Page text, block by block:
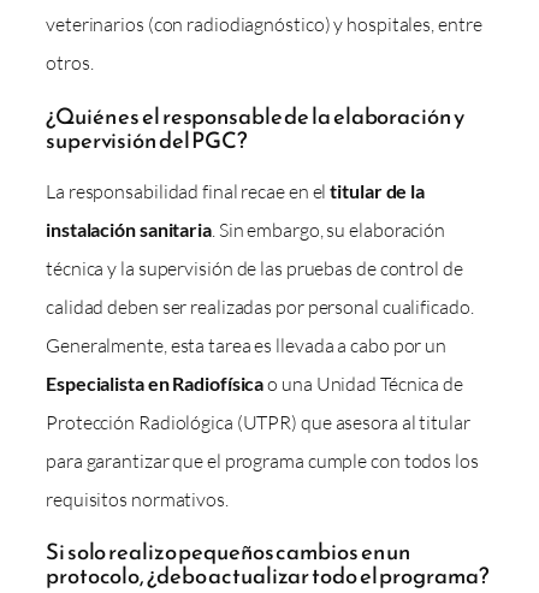
veterinarios (con radiodiagnóstico) y hospitales, entre
otros.
¿Quién es el responsable de la elaboración y
supervisión del PGC?
La responsabilidad final recae en eltitular de la
instalación sanitaria. Sin embargo, su elaboración
técnica y la supervisión de las pruebas de control de
calidad deben ser realizadas por personal cualificado.
Generalmente, esta tarea es llevada a cabo por un
Especialista en Radiofísicao una Unidad Técnica de
Protección Radiológica (UTPR) que asesora al titular
para garantizar que el programa cumple con todos los
requisitos normativos.
Si solo realizo pequeños cambios en un
protocolo, ¿debo actualizar todo el programa?